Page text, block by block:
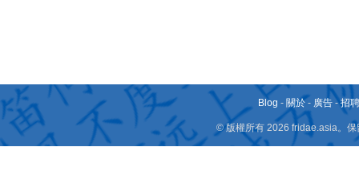
Blog - 關於 - 廣告 -招
© 版權所有 2026 fridae.asia。